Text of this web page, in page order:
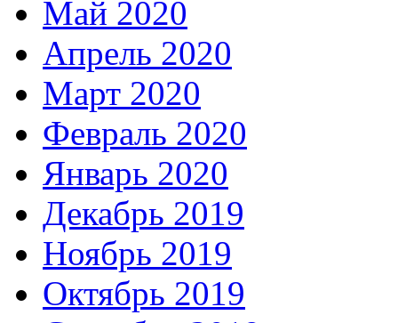
Май 2020
Апрель 2020
Март 2020
Февраль 2020
Январь 2020
Декабрь 2019
Ноябрь 2019
Октябрь 2019